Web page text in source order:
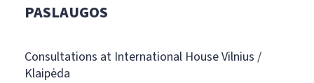
PASLAUGOS
Consultations at International House Vilnius /
Klaipėda